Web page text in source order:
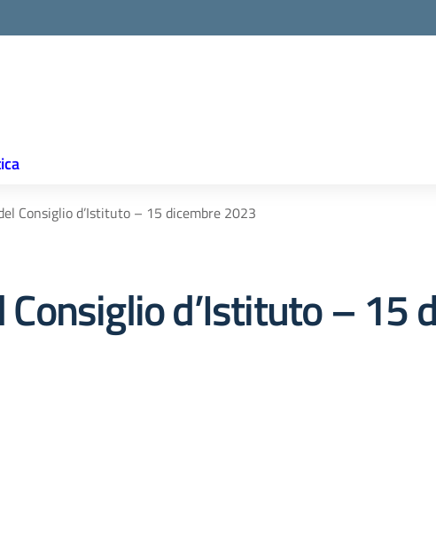
Consiglio d’Istituto – 15 dicembre 2023
Consiglio d’Istituto – 15